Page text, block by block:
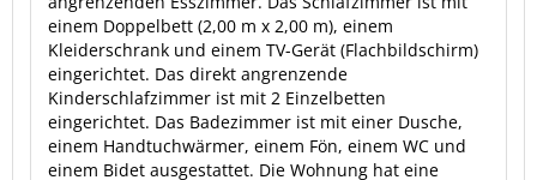
einem Doppelbett (2,00 m x 2,00 m), einem
Kleiderschrank und einem TV-Gerät (Flachbildschirm)
eingerichtet. Das direkt angrenzende
Kinderschlafzimmer ist mit 2 Einzelbetten
eingerichtet. Das Badezimmer ist mit einer Dusche,
einem Handtuchwärmer, einem Fön, einem WC und
einem Bidet ausgestattet. Die Wohnung hat eine